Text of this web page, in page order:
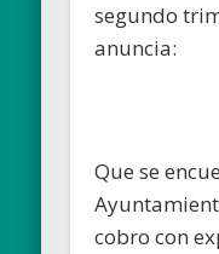
segundo
anuncia:
Que se
cobro con